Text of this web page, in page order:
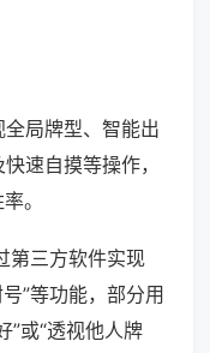
局牌型、智能出
速自摸等操作，
。
第三方软件实现
”等功能，部分用
”或“透视他人牌